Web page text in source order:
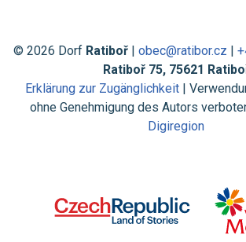
© 2026 Dorf Ratiboř | obec@ratibor.cz |
Ratiboř 75, 75621
Erklärung zur Zugänglichkeit |
ohne Genehmigung des Autors
Digiregion